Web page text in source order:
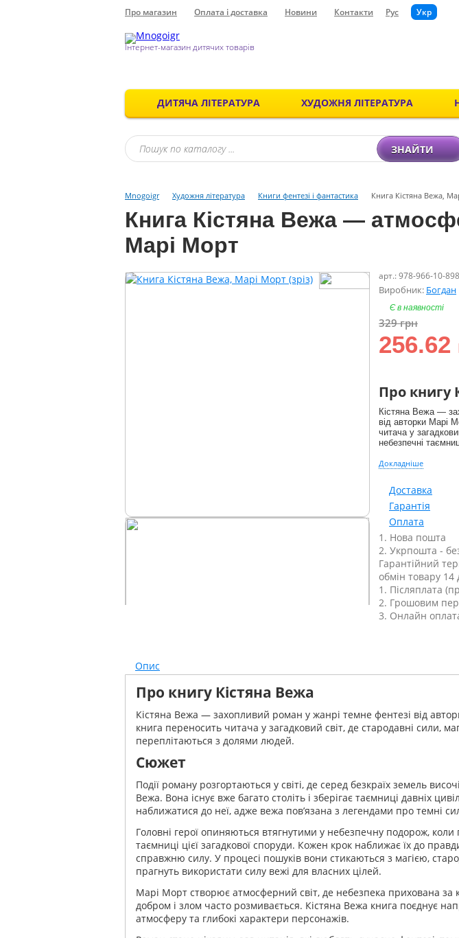
Про магазин Оплата і доставка Новини Контакти Рус Укр
Інтернет-магазин дитячих товарів
ДИТЯЧА ЛІТЕРАТУРА ХУДОЖНЯ ЛІТЕРАТУРА
ЗНАЙТИ
Mnogoigr Художня література Книги фентезі і фантастика Книга Кістяна Вежа,
Книга Кістяна Вежа —
Марі Морт
арт.: 978-966-10-
Виробник: Богдан
Є в наявності
329грн
256.62
Про книгу
Кістяна Вежа —
від авторки Марі
читача у
небезпечні
Докладніше
Доставка
Гарантія
Оплата
1. Нова пошта
2. Укрпошта -
Гарантійний
обмін товару 14
1. Післяплата
2. Грошовим
3. Онлайн
Опис
Про книгу Кістяна Вежа
Кістяна Вежа — захопливий роман у жанрі темне фентезі від
книга переносить читача у загадковий світ, де стародавні сили,
переплітаються з долями людей.
Сюжет
Події роману розгортаються у світі, де серед безкраїх земель
Вежа. Вона існує вже багато століть і зберігає таємниці давніх
наближатися до неї, адже вежа пов’язана з легендами про темні
Головні герої опиняються втягнутими у небезпечну подорож,
таємниці цієї загадкової споруди. Кожен крок наближає їх до
справжню силу. У процесі пошуків вони стикаються з магією,
прагнуть використати силу вежі для власних цілей.
Марі Морт створює атмосферний світ, де небезпека прихована
добром і злом часто розмивається. Кістяна Вежа книга поєднує
атмосферу та глибокі характери персонажів.